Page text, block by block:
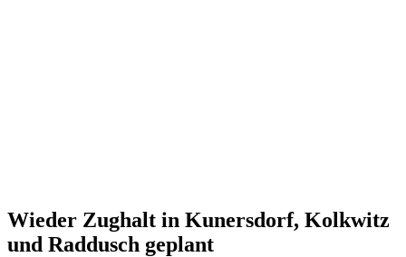
Wieder Zughalt in Kunersdorf, Kolkwitz
und Raddusch geplant